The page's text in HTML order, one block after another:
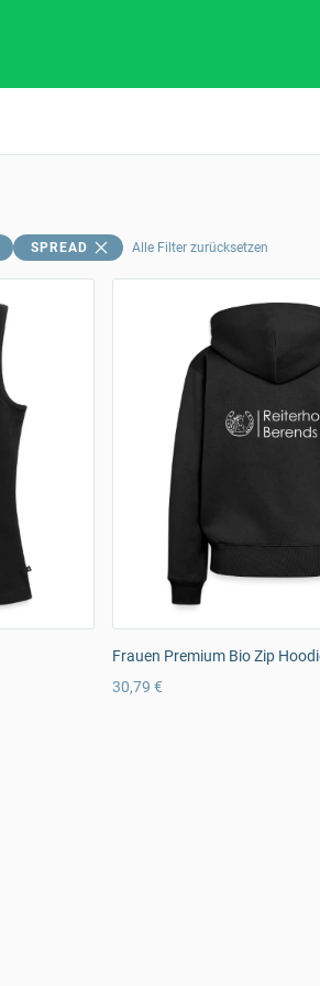
SPREAD Alle Filter zurücksetzen
Frauen Premium Bio Zip
30,79 €